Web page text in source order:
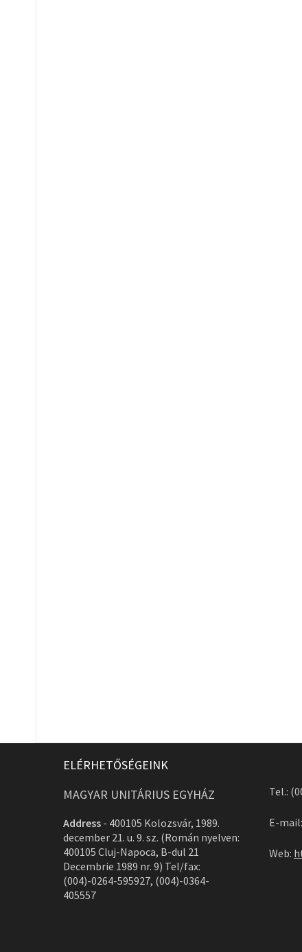
ELÉRHETŐSÉGEINK
MAGYAR UNITÁRIUS EGYHÁZ
Address - 400105 Kolozsvár, 1989.
december 21. u. 9. sz. (Román nyelven:
400105 Cluj-Napoca, B-dul 21
Decembrie 1989 nr. 9) Tel/fax:
(004)-0264-595927, (004)-0364-
405557
Tel.:
E-mail:
Web: